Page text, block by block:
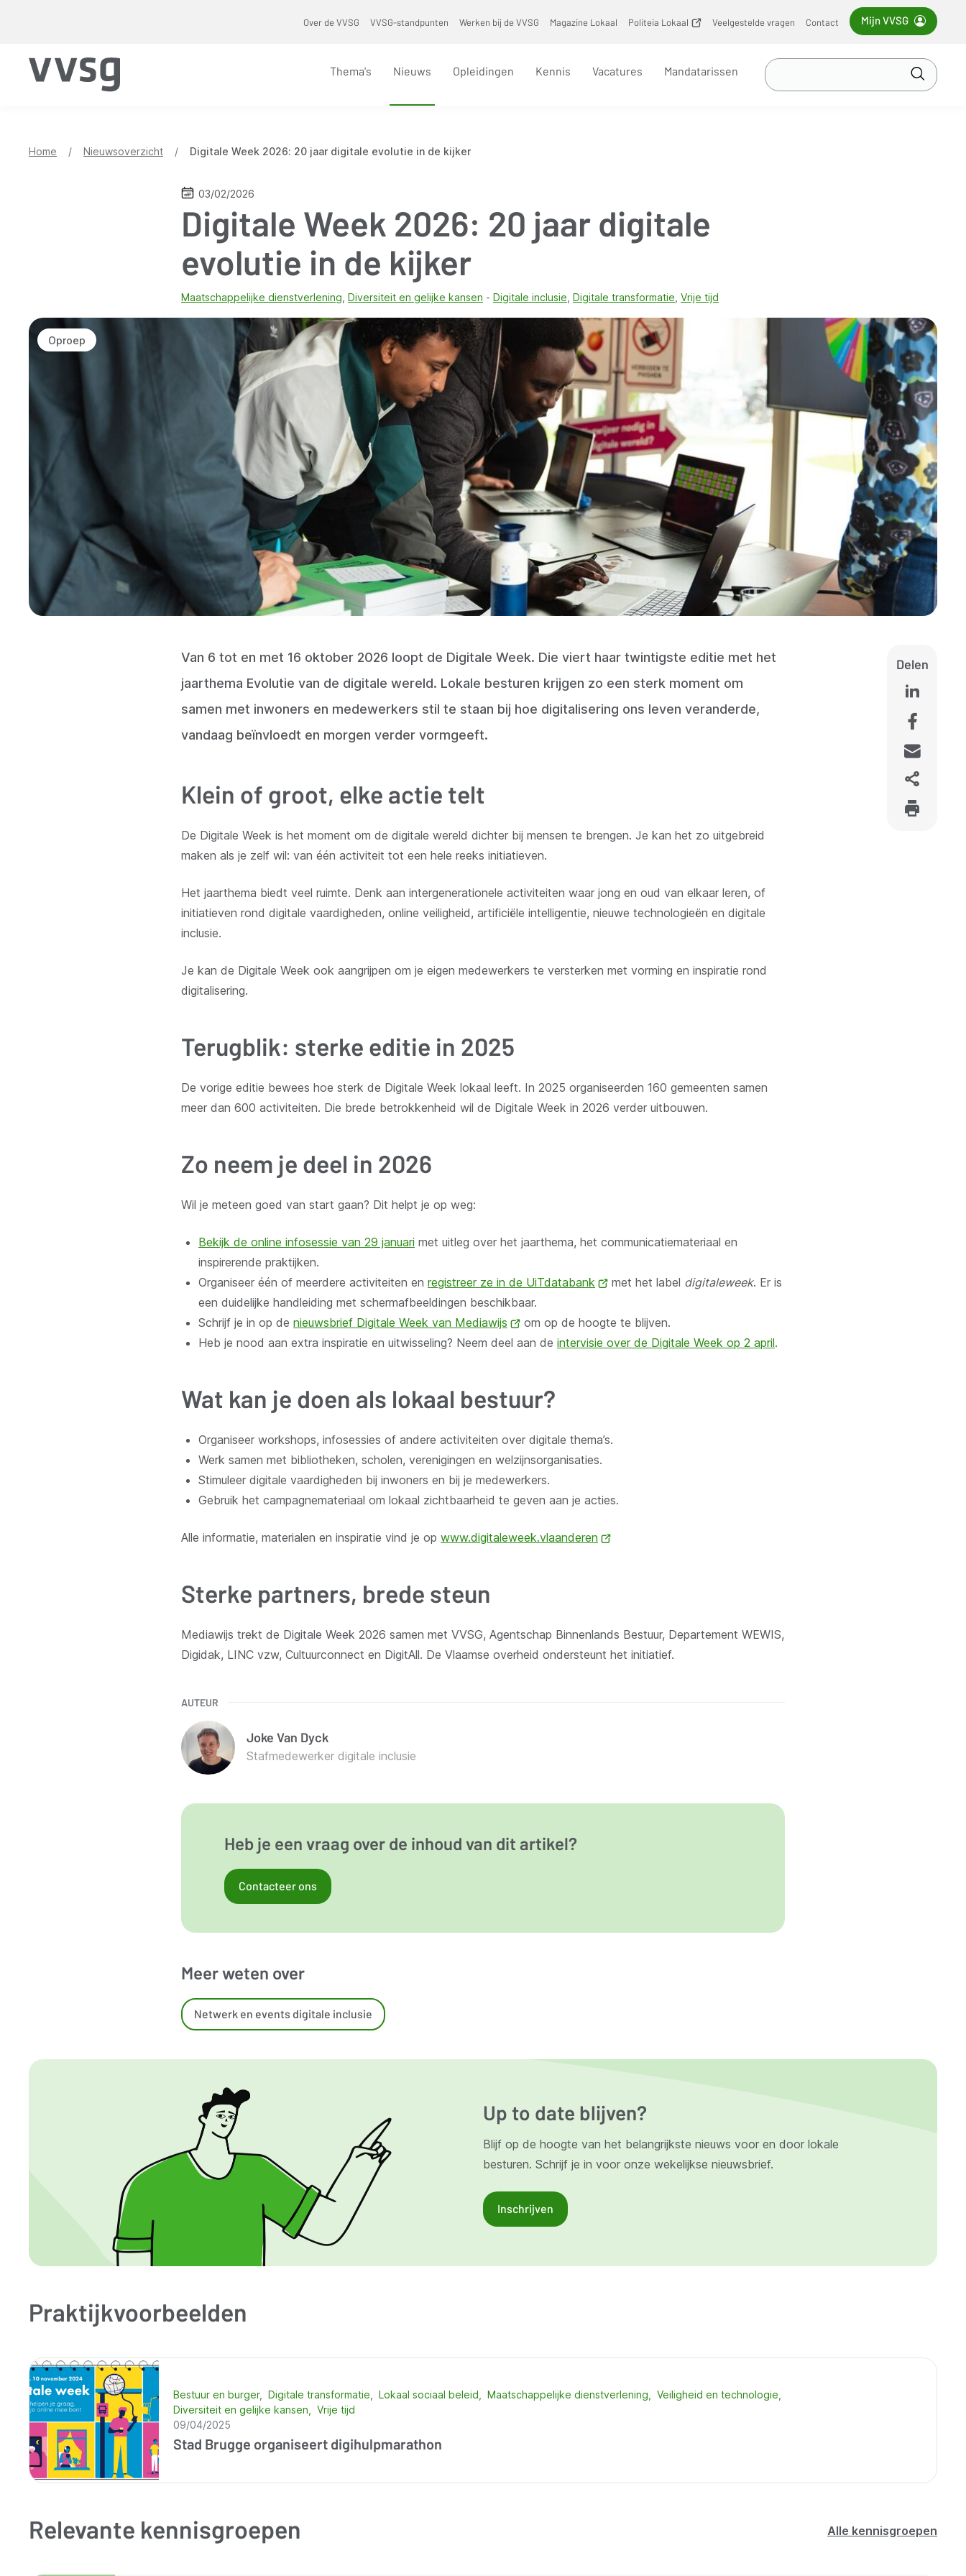
Over de VVSG VVSG-standpunten Werken bij de VVSG Magazine Lokaal Politeia Lokaal
(opent
Veelgestelde vragen Contact Mijn VVSG
Thema's Nieuws Opleidingen Kennis Vacatures Mandatarissen
Zoek
in
Home / Nieuwsoverzicht / Digitale Week 2026: 20 jaar digitale evolutie in de kijker
03/02/2026
Digitale Week 2026: 20 jaar digitale
evolutie in de kijker
Maatschappelijke dienstverlening Diversiteit en gelijke kansen Digitale inclusie Digitale transformatie Vrije tijd
Oproep
Van 6 tot en met 16 oktober 2026 loopt de Digitale Week. Die viert haar twintigste editie met het
jaarthema Evolutie van de digitale wereld. Lokale besturen krijgen zo een sterk moment om
samen met inwoners en medewerkers stil te staan bij hoe digitalisering ons leven veranderde,
vandaag beïnvloedt en morgen verder vormgeeft.
Klein of groot, elke actie telt
De Digitale Week is het moment om de digitale wereld dichter bij mensen te brengen. Je kan het zo uitgebreid
maken als je zelf wil: van één activiteit tot een hele reeks initiatieven.
Het jaarthema biedt veel ruimte. Denk aan intergenerationele activiteiten waar jong en oud van elkaar leren, of
initiatieven rond digitale vaardigheden, online veiligheid, artificiële intelligentie, nieuwe technologieën en digitale
inclusie.
Je kan de Digitale Week ook aangrijpen om je eigen medewerkers te versterken met vorming en inspiratie rond
digitalisering.
Terugblik: sterke editie in 2025
De vorige editie bewees hoe sterk de Digitale Week lokaal leeft. In 2025 organiseerden 160 gemeenten samen
meer dan 600 activiteiten. Die brede betrokkenheid wil de Digitale Week in 2026 verder uitbouwen.
Zo neem je deel in 2026
Wil je meteen goed van start gaan? Dit helpt je op weg:
Bekijk de online infosessie van 29 januari met uitleg over het jaarthema, het communicatiemateriaal en
inspirerende praktijken.
Organiseer één of meerdere activiteiten en registreer ze in de UiTdatabank
(opent
venster)
met het label digitaleweek. Er is
een duidelijke handleiding met schermafbeeldingen beschikbaar.
Schrijf je in op de nieuwsbrief Digitale Week van Mediawijs
(opent
nieuw
om op de hoogte te blijven.
Heb je nood aan extra inspiratie en uitwisseling? Neem deel aan de intervisie over de Digitale Week op 2 april.
Wat kan je doen als lokaal bestuur?
Organiseer workshops, infosessies of andere activiteiten over digitale thema’s.
Werk samen met bibliotheken, scholen, verenigingen en welzijnsorganisaties.
Stimuleer digitale vaardigheden bij inwoners en bij je medewerkers.
Gebruik het campagnemateriaal om lokaal zichtbaarheid te geven aan je acties.
Alle informatie, materialen en inspiratie vind je op www.digitaleweek.vlaanderen
Sterke partners, brede steun
Mediawijs trekt de Digitale Week 2026 samen met VVSG, Agentschap Binnenlands Bestuur, Departement WEWIS,
Digidak, LINC vzw, Cultuurconnect en DigitAll. De Vlaamse overheid ondersteunt het initiatief.
Delen
AUTEUR
Joke Van Dyck
Stafmedewerker digitale inclusie
Heb je een vraag over de inhoud van dit artikel?
Contacteer ons
Meer weten over
Netwerk en events digitale inclusie
Up to date blijven?
Blijf op de hoogte van het belangrijkste nieuws voor en door lokale
besturen. Schrijf je in voor onze wekelijkse nieuwsbrief.
Inschrijven
Praktijkvoorbeelden
Stad Brugge organiseert digihulpmarathon
Bestuur en burger Digitale transformatie Lokaal sociaal beleid Maatschappelijke dienstverlening
Veiligheid en technologie
Diversiteit en gelijke kansen
Vrije tijd
09/04/2025
Relevante kennisgroepen Alle kennisgroepen